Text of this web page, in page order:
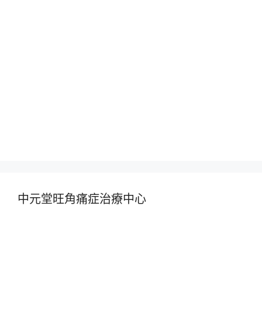
中元堂旺角痛症治療中心